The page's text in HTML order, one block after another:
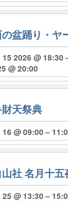
盆踊り・ヤ
15 2026 @ 18:30
@ 20:00
天祭典
16 @ 09:00 –
社 名月十五
25 @ 13:30 –